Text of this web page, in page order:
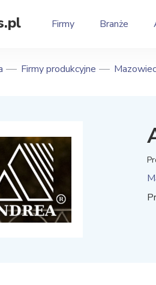
Firmy Branże
Firmy produkcyjne